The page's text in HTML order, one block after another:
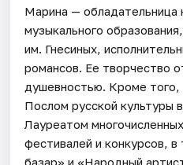
Марина — обладательница
музыкального
им. Гнесиных,
романсов. Ее творчество
душевностью. Кроме того,
Послом русской культуры
Лауреатом
фестивалей и конкурсов, в
базар» и «Народный